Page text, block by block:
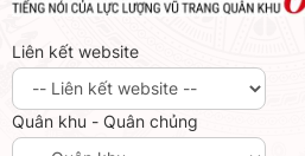
Liên kết website
Quân khu - Quân chủng